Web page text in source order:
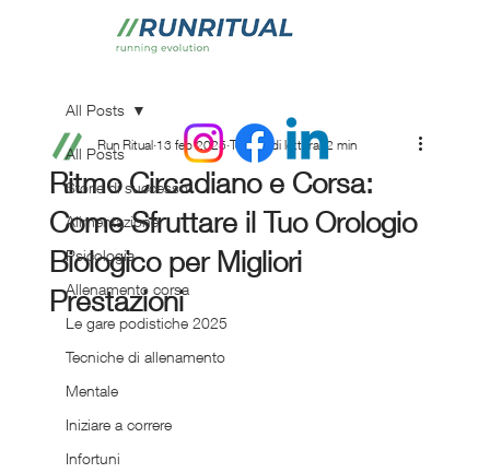
All Posts
Storie di successo
Alimentazione
Psicologia
Allenamento corsa
Le gare podistiche 2025
Tecniche di allenamento
Mentale
Iniziare a correre
Infortuni
All Posts
Ritmo Circadiano e Corsa:
Come Sfruttare il Tuo Orologio
Biologico per Migliori
Prestazioni
Run Ritual 13 feb 2025 Tempo di lettura: 2 min